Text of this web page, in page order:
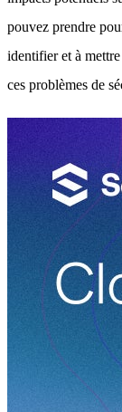
pouvez prendre
identifier et à
ces problèmes de